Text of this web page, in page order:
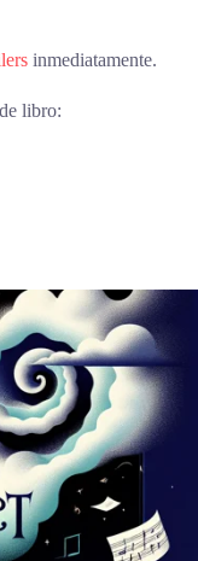
inmediatamente.
libro: